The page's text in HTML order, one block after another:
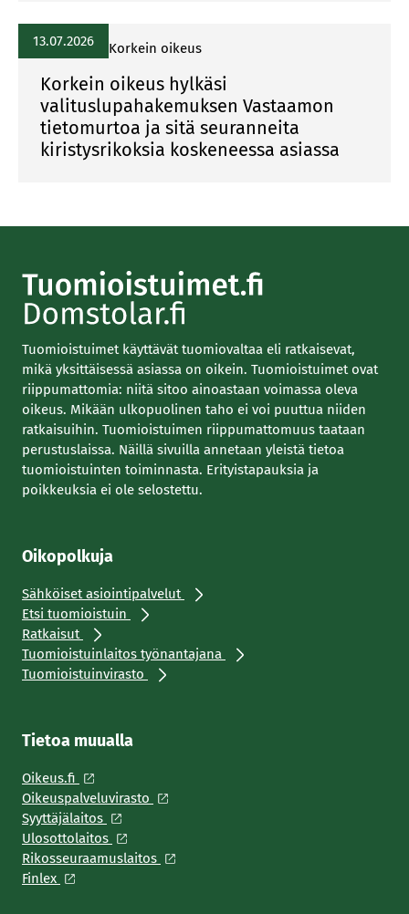
13.07.2026 Korkein oikeus
Korkein oikeus hylkäsi
valituslupahakemuksen Vastaamon
tietomurtoa ja sitä seuranneita
kiristysrikoksia koskeneessa asiassa
Tuomioistuimet käyttävät tuomiovaltaa eli ratkaisevat,
mikä yksittäisessä asiassa on oikein. Tuomioistuimet ovat
riippumattomia: niitä sitoo ainoastaan voimassa oleva
oikeus. Mikään ulkopuolinen taho ei voi puuttua niiden
ratkaisuihin. Tuomioistuimen riippumattomuus taataan
perustuslaissa. Näillä sivuilla annetaan yleistä tietoa
tuomioistuinten toiminnasta. Erityistapauksia ja
poikkeuksia ei ole selostettu.
Oikopolkuja
Sähköiset asiointipalvelut
Etsi tuomioistuin
Ratkaisut
Tuomioistuinlaitos työnantajana
Tuomioistuinvirasto
Tietoa muualla
Oikeus.fi
Oikeuspalveluvirasto
Syyttäjälaitos
Ulosottolaitos
Rikosseuraamuslaitos
Finlex